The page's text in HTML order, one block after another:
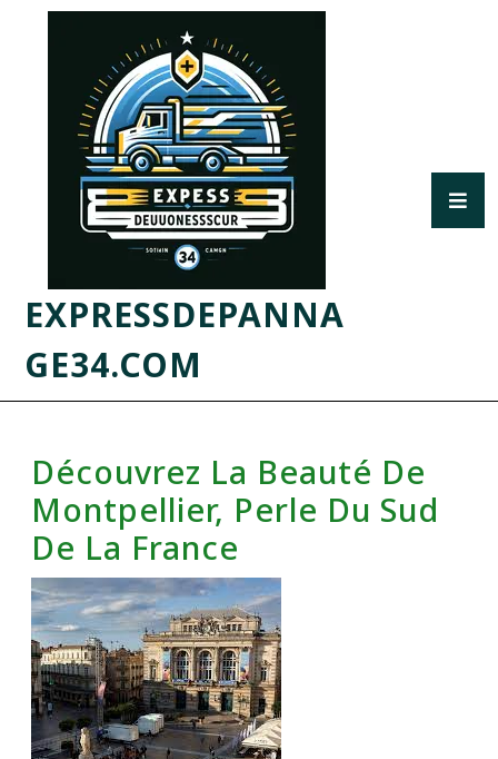
EXPRESSDEPANNA
GE34.COM
Découvrez La Beauté De
Montpellier, Perle Du Sud
De La France